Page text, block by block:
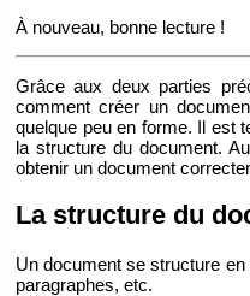
À nou­veau, bonne lec­ture !
Grâce aux deux par­ties
com­ment créer un
quelque peu en forme. Il est
la struc­ture du do­cu­ment.
ob­te­nir un do­cu­ment
La struc­ture du
Un do­cu­ment se struc­ture
pa­ra­graphes, etc.